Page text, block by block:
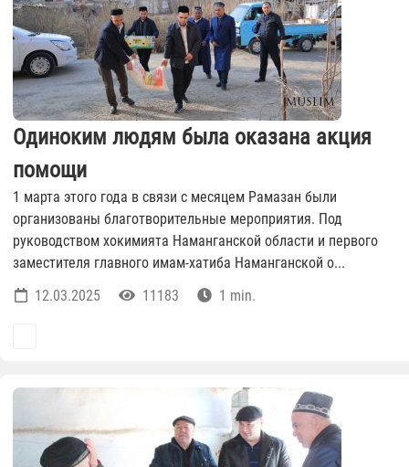
Одиноким людям была оказана акция
помощи
1 марта этого года в связи с месяцем Рамазан были
организованы благотворительные мероприятия. Под
руководством хокимията Наманганской области и первого
заместителя главного имам-хатиба Наманганской о...
12.03.2025
11183 1 min.